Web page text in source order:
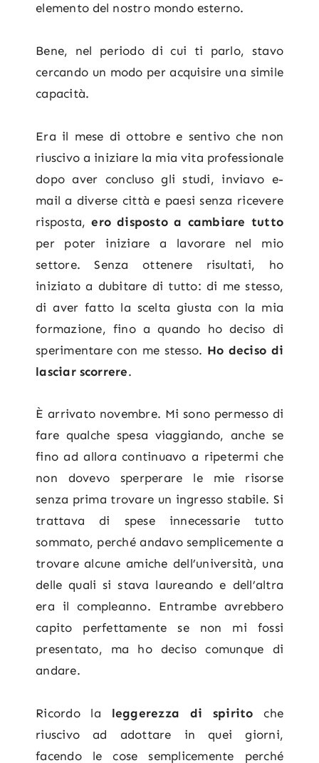
elemento del nostro mondo esterno.
Bene, nel periodo di cui ti parlo, stavo
cercando un modo per acquisire una simile
capacità.
Era il mese di ottobre e sentivo che non
riuscivo a iniziare la mia vita professionale
dopo aver concluso gli studi, inviavo e-
mail a diverse città e paesi senza ricevere
risposta,ero disposto a cambiare tutto
per poter iniziare a lavorare nel mio
settore. Senza ottenere risultati, ho
iniziato a dubitare di tutto: di me stesso,
di aver fatto la scelta giusta con la mia
formazione, fino a quando ho deciso di
sperimentare con me stesso. Ho deciso di
lasciar scorrere.
È arrivato novembre. Mi sono permesso di
fare qualche spesa viaggiando, anche se
fino ad allora continuavo a ripetermi che
non dovevo sperperare le mie risorse
senza prima trovare un ingresso stabile. Si
trattava di spese innecessarie tutto
sommato, perché andavo semplicemente a
trovare alcune amiche dell’università, una
delle quali si stava laureando e dell’altra
era il compleanno. Entrambe avrebbero
capito perfettamente se non mi fossi
presentato, ma ho deciso comunque di
andare.
Ricordo la leggerezza di spirito che
riuscivo ad adottare in quei giorni,
facendo le cose semplicemente perché